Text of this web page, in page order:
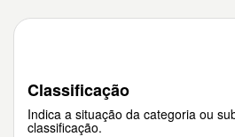
Classificação
Indica a situação da categoria ou
classificação.